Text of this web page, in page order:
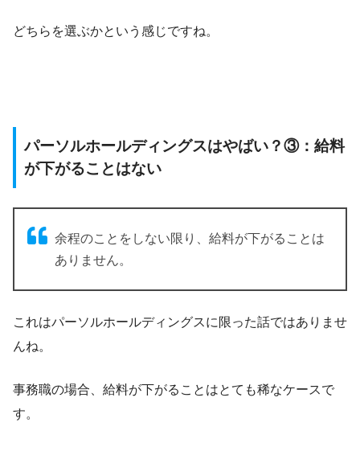
どちらを選ぶかという感じですね。
パーソルホールディングスはやばい？③：給料
が下がることはない
余程のことをしない限り、給料が下がることは
ありません。
これはパーソルホールディングスに限った話ではありませ
んね。
事務職の場合、給料が下がることはとても稀なケースで
す。